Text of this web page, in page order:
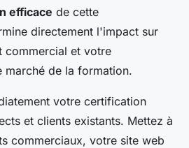
efficace de cette
directement l'impact sur
commercial et votre
marché de la formation.
votre certification
et clients existants. Mettez à
commerciaux, votre site web